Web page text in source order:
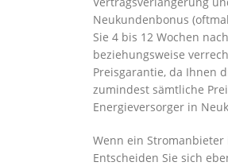
Neukundenbonus
Sie 4 bis 12 Wochen
beziehungsweise
Preisgarantie, da Ihnen
zumindest sämtliche
Energieversorger in
Wenn ein
Entscheiden Sie sich